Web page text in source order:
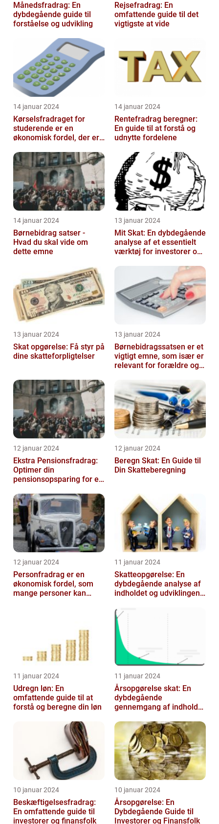
Månedsfradrag: En
dybdegående guide til
forståelse og udvikling
Rejsefradrag: En
omfattende guide til det
vigtigste at vide
14 januar 2024
Kørselsfradraget for
studerende er en
økonomisk fordel, der er
studerende, som kan h...
14 januar 2024
Rentefradrag beregner:
En guide til at forstå og
udnytte fordelene
14 januar 2024
Børnebidrag satser -
Hvad du skal vide om
dette emne
13 januar 2024
Mit Skat: En dybdegående
analyse af et essentielt
værktøj for investorer og
13 januar 2024
Skat opgørelse: Få styr på
dine skatteforpligtelser
13 januar 2024
Børnebidragssatsen er et
vigtigt emne, som især er
relevant for forældre og
12 januar 2024
Ekstra Pensionsfradrag:
Optimer din
pensionsopsparing for en
12 januar 2024
Beregn Skat: En Guide til
Din Skatteberegning
12 januar 2024
Personfradrag er en
økonomisk fordel, som
mange personer kan
11 januar 2024
Skatteopgørelse: En
dybdegående analyse af
indholdet og udviklingen
11 januar 2024
Udregn løn: En
omfattende guide til at
forstå og beregne din løn
11 januar 2024
Årsopgørelse skat: En
dybdegående
gennemgang af indholdet
tiden
10 januar 2024
Beskæftigelsesfradrag:
En omfattende guide til
investorer og finansfolk
10 januar 2024
Årsopgørelse: En
Dybdegående Guide til
Investorer og Finansfolk